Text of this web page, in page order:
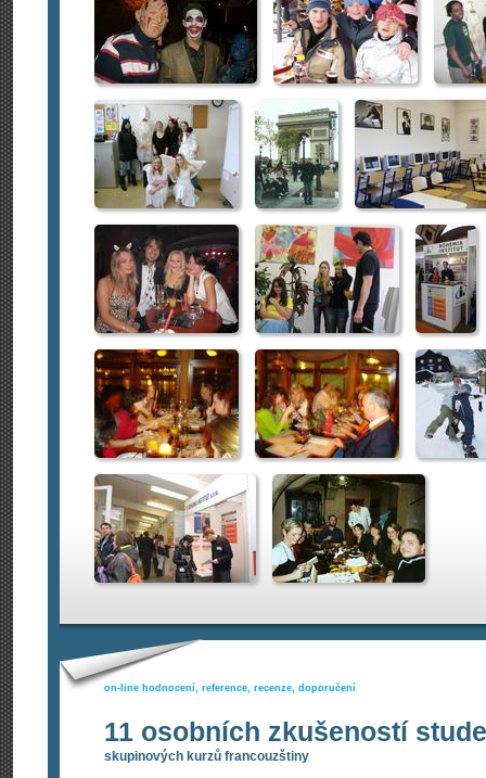
on-line hodnocení, reference, recenze, doporučení
11 osobních zkušeností
skupinových kurzů francouzštiny